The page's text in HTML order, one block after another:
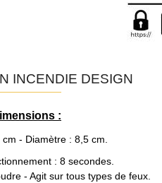
INCENDIE DESIGN
:
- Diamètre : 8,5 cm.
: 8 secondes.
- Agit sur tous types de feux.